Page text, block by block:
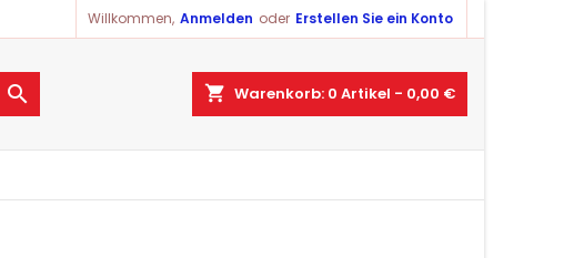
Willkommen, Anmelden oder Erstellen Sie ein Konto
shopping_cart Warenkorb: 0 Artikel - 0,00 €
